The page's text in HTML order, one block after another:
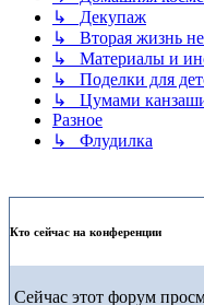
↳ Декупаж
↳ Вторая жизнь
↳ Материалы и
↳ Поделки для
↳ Цумами
Разное
↳ Флудилка
Кто сейчас на конференции
Сейчас этот форум